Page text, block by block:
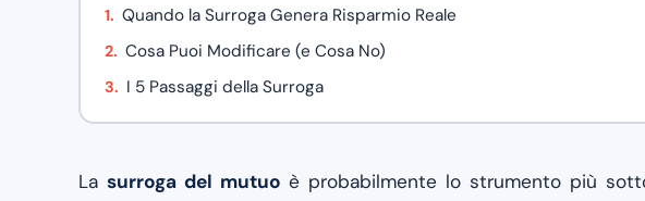
Quando la Surroga Genera Risparmio Reale
Cosa Puoi Modificare (e Cosa No)
I 5 Passaggi della Surroga
La surroga del mutuo è probabilmente lo strumento più